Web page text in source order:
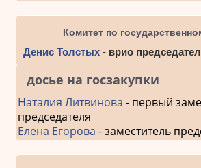
Комитет по
Денис Толстых- врио
досье на госзакупки
Наталия Литвинова - первый
председателя
Елена Егорова - заместитель